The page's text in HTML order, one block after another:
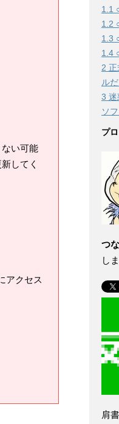
い可能
してく
アクセス
1.1
1.2
1.3
1.4
2
ル
3 迷
ソ
プ
つ
し
肩